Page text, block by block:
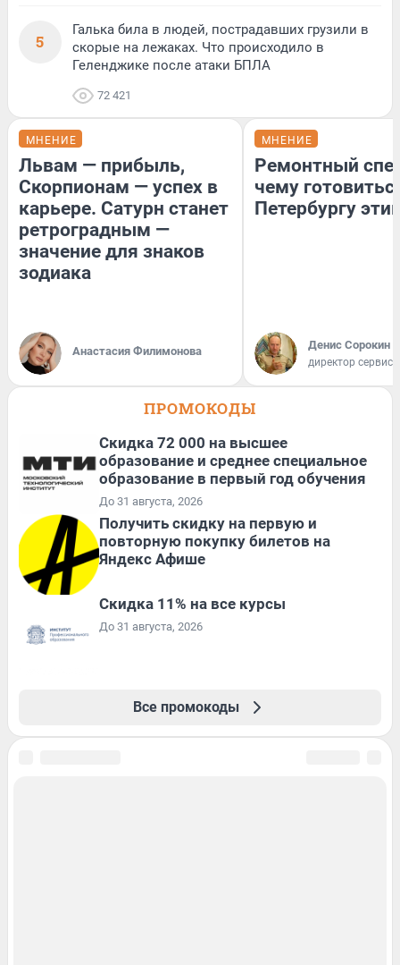
5
Галька била в людей, пострадавших грузили в
скорые на лежаках. Что происходило в
Геленджике после атаки БПЛА
72 421
МНЕНИЕ
Львам — прибыль,
Скорпионам — успех в
карьере. Сатурн станет
ретроградным —
значение для знаков
зодиака
Анастасия Филимонова
МНЕНИЕ
Ремонтный
чему
Петербургу
Денис Сорокин
директор
ПРОМОКОДЫ
Скидка 72 000 на высшее
образование и среднее специальное
образование в первый год обучения
До 31 августа, 2026
Получить скидку на первую и
повторную покупку билетов на
Яндекс Афише
Скидка 11% на все курсы
До 31 августа, 2026
Все промокоды